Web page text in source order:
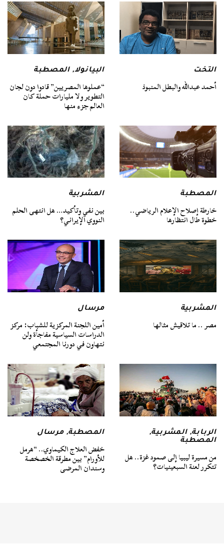
التخت
أحمد عبدالله والبطل المنبوذ
البيانولا,المصطبة
“عملوها المصريين” قادوا دون لجان
التطوير ولا مليارات حملة كان
العالم جزء منها
المصطبة
خارطة إصلاح الإعلام الرياضي..
خطوة طال انتظارها
المشربية
بين نفي وتأكيد… هل انتهى الحلم
النووي الإيراني؟
المشربية
مصر .. ما تلاقيش مثالها
مرسال
أمين اللجنة المركزية للشباب: مركز
الدراسات السياسية مفاجأة ولن
نتهاون في دورنا المجتمعي
الربابة,المشربية,
المصطبة
من مسيرة ليبيا إلى صمود غزة.. هل
تتكرر لعنة السبعينيات؟
المصطبة,مرسال
خفض العلاج الكيماوي.. “هرمل
للأورام” بين مطرقة الخصخصة
وسندان المرضى